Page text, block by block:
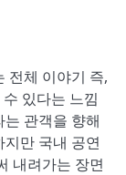
전체 이야기 즉,
있다는 느낌
관객을 향해
만 국내 공연
내려가는 장면